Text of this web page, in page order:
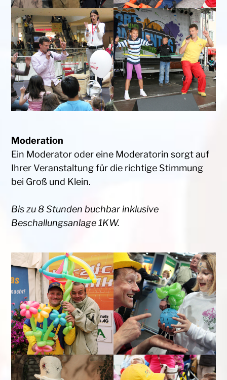
Moderation
Ein Moderator oder eine Moderatorin sorgt auf
Ihrer Veranstaltung für die richtige Stimmung
bei Groß und Klein.
Bis zu 8 Stunden buchbar inklusive
Beschallungsanlage 1KW.